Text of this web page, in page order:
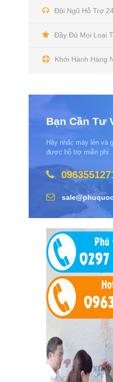
Đội Ngũ Hỗ Trợ
Đầy Đủ Mọi Loại
Khởi Hành Hàng
Bạn Cần Tư
Hãy nhấc máy lên và
được hỗ trợ miễn phí.